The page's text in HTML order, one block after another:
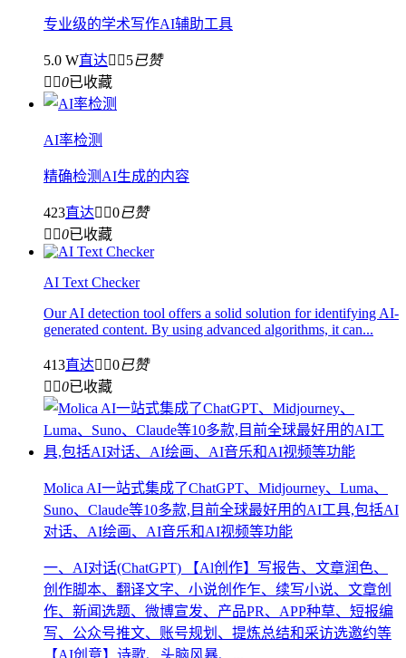
专业级的学术写作AI辅助工具
5.0 W直达 5已赞
 0已收藏
AI率检测
精确检测AI生成的内容
423直达 0已赞
 0已收藏
AI Text Checker
Our AI detection tool offers a solid solution for identifying AI-
generated content. By using advanced algorithms, it can...
413直达 0已赞
 0已收藏
Molica AI一站式集成了ChatGPT、Midjourney、Luma、
Suno、Claude等10多款,目前全球最好用的AI工具,包括AI
对话、AI绘画、AI音乐和AI视频等功能
一、AI对话(ChatGPT) 【Al创作】写报告、文章润色、
创作脚本、翻译文字、小说创作乍、续写小说、文章创
作、新闻选题、微博宣发、产品PR、APP种草、短报编
写、公众号推文、账号规划、提炼总结和采访选邀约等
【AI创意】诗歌、头脑风暴、...